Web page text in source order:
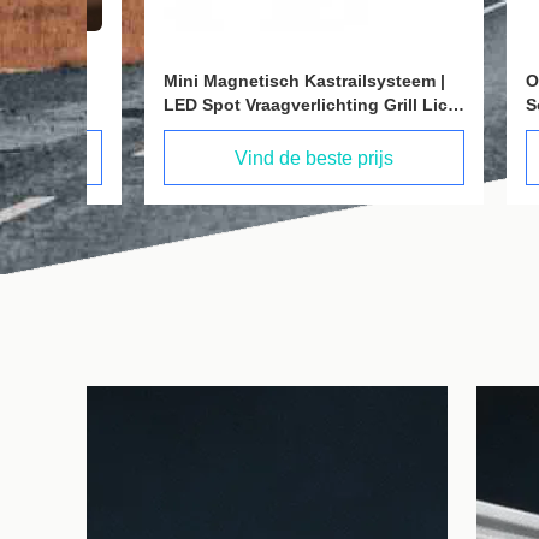
Mini Magnetisch Kastrailsysteem |
LED Spot Vraagverlichting Grill Licht
voor Kledingkast & Vitrinekast
Vind de beste prijs
OEM
LED